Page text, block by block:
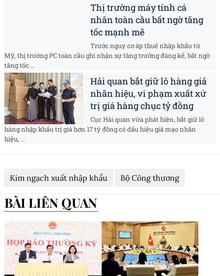
Thị trường máy tính cá
nhân toàn cầu bất ngờ tăng
tốc mạnh mẽ
Trước nguy cơ áp thuế nhập khẩu từ
Mỹ, thị trường PC toàn cầu ghi nhận sự tăng trưởng đáng kể, bất ngờ
tăng tốc ...
Hải quan bắt giữ lô hàng giả
nhãn hiệu, vi phạm xuất xứ
trị giá hàng chục tỷ đồng
Cục Hải quan vừa phát hiện, bắt giữ lô
hàng nhập khẩu trị giá hơn 17 tỷ đồng có dấu hiệu giả mạo nhãn
hiệu, ...
Kim ngạch xuất nhập khẩu Bộ Công thương
BÀI LIÊN QUAN